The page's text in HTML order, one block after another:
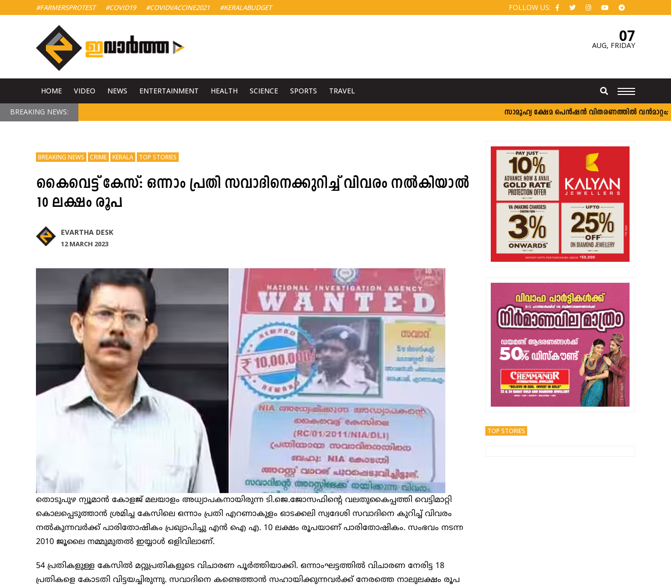
#FARMERSPROTEST #COVID19 #COVIDVACCINE2021 #KERALABUDGET FOLLOW US:
07
AUG, FRIDAY
HOME VIDEO NEWS ENTERTAINMENT HEALTH SCIENCE SPORTS TRAVEL
BREAKING NEWS: സാമൂഹ്യ ക്ഷേമ പെൻഷൻ വിതരണത്തിൽ വൻമാറ്റം;
BREAKING NEWS CRIME KERALA TOP STORIES
കൈവെട്ട് കേസ്: ഒന്നാം പ്രതി സവാദിനെക്കുറിച്ച് വിവരം നൽകിയാൽ
10 ലക്ഷം രൂപ
EVARTHA DESK
12 MARCH 2023
തൊടുപുഴ ന്യൂമാൻ കോളജ് മലയാളം അധ്യാപകനായിരുന്ന ടി.ജെ.ജോസഫിന്റെ വലതുകൈപ്പത്തി വെട്ടിമാറ്റി
കൊലപ്പെടുത്താൻ ശ്രമിച്ച കേസിലെ ഒന്നാം പ്രതി എറണാകുളം ഓടക്കലി സ്വദേശി സവാദിനെ കുറിച്ച് വിവരം
നൽകുന്നവർക്ക് പാരിതോഷികം പ്രഖ്യാപിച്ചു എൻ ഐ എ. 10 ലക്ഷം രൂപയാണ് പാരിതോഷികം. സംഭവം നടന്ന
2010 ജൂലൈ നമ്മുമുതൽ ഇയ്യാൾ ഒളിവിലാണ്.
54 പ്രതികളുള്ള കേസിൽ മറ്റുപ്രതികളുടെ വിചാരണ പൂർത്തിയാക്കി. ഒന്നാംഘട്ടത്തിൽ വിചാരണ നേരിട്ട 18
പ്രതികളെ കോടതി വിട്ടയച്ചിരുന്നു. സവാദിനെ കണ്ടെത്താൻ സഹായിക്കുന്നവർക്ക് നേരത്തെ നാലുലക്ഷം രൂപ
TOP STORIES